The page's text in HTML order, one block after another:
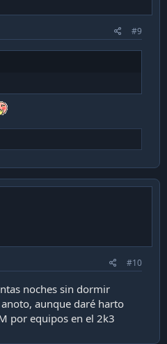
#9
#10
noches sin dormir
aunque daré harto
por equipos en el 2k3